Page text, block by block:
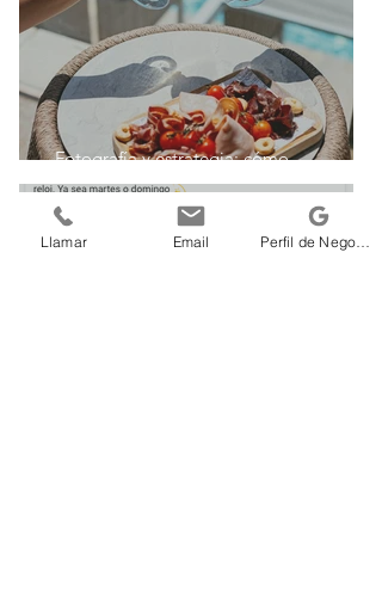
Fotografía y estrategia: cómo
colaboramos con tu equipo de marketing
Llamar Email